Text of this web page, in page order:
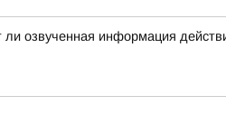
озвученная информация